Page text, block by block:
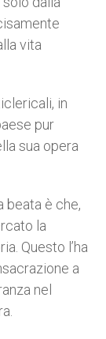
vita
in
pur
sua opera
beata è che,
la
Questo l’ha
a
nel